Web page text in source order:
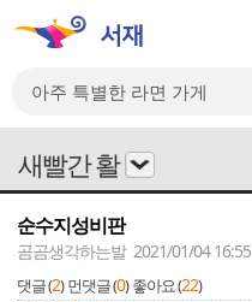
새빨간 활
순수지성비판
곰곰생각하는발 2021/01/04 16:55
댓글 (2) 먼댓글 (0) 좋아요 (22)